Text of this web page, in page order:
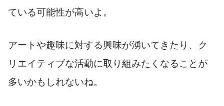
ている可能性が高いよ。
アートや趣味に対する興味が湧いてきたり、ク
リエイティブな活動に取り組みたくなることが
多いかもしれないね。